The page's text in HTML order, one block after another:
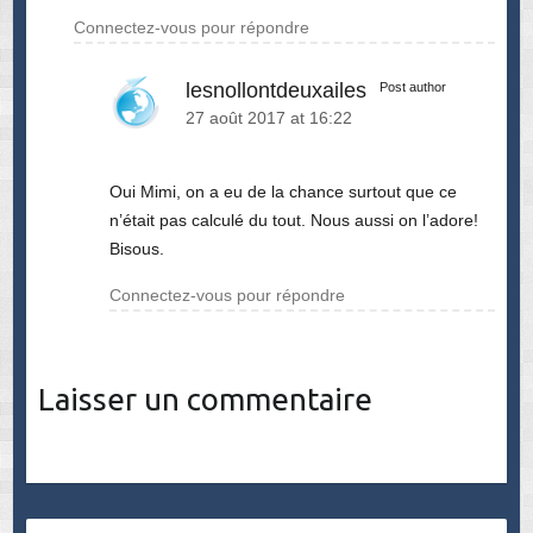
Connectez-vous pour répondre
lesnollontdeuxailes Post author
27 août 2017 at 16:22
Oui Mimi, on a eu de la chance surtout que ce
n’était pas calculé du tout. Nous aussi on l’adore!
Bisous.
Connectez-vous pour répondre
Laisser un commentaire